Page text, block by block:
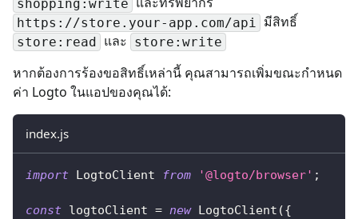
shopping:write
https://store.your-app.com/api มีสิทธิ์
store:read และ store:write
หากต้องการร้องขอสิทธิ์เหล่านี้ คุณสามารถเพิ่มขณะกำหนด
ค่า Logto ในแอปของคุณได้:
index.js
import LogtoClient from '@logto/browser' ;
const logtoClient = new LogtoClient ({